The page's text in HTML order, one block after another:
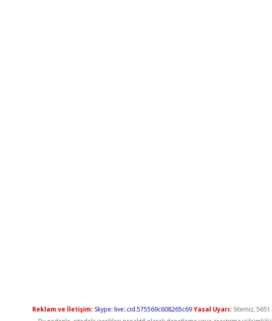
Reklam ve İletişim: Skype: live:.cid.575569c608265c69 Yasal Uyarı: Sitemiz,